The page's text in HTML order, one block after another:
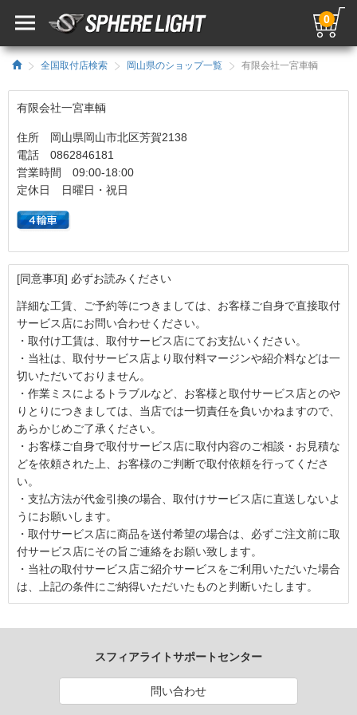
0
全国取付店検索 岡山県のショップ一覧 有限会社一宮車輌
有限会社一宮車輌
住所 岡山県岡山市北区芳賀2138
電話 0862846181
営業時間 09:00-18:00
定休日 日曜日・祝日
[同意事項] 必ずお読みください
詳細な工賃、ご予約等につきましては、お客様ご自身で直接取付
サービス店にお問い合わせください。
・取付け工賃は、取付サービス店にてお支払いください。
・当社は、取付サービス店より取付料マージンや紹介料などは一
切いただいておりません。
・作業ミスによるトラブルなど、お客様と取付サービス店とのや
りとりにつきましては、当店では一切責任を負いかねますので、
あらかじめご了承ください。
・お客様ご自身で取付サービス店に取付内容のご相談・お見積な
どを依頼された上、お客様のご判断で取付依頼を行ってくださ
い。
・支払方法が代金引換の場合、取付けサービス店に直送しないよ
うにお願いします。
・取付サービス店に商品を送付希望の場合は、必ずご注文前に取
付サービス店にその旨ご連絡をお願い致します。
・当社の取付サービス店ご紹介サービスをご利用いただいた場合
は、上記の条件にご納得いただいたものと判断いたします。
スフィアライトサポートセンター
問い合わせ